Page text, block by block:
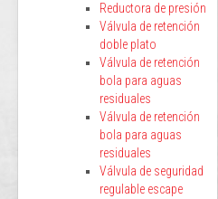
Reductora de presión
Válvula de retención
doble plato
Válvula de retención
bola para aguas
residuales
Válvula de retención
bola para aguas
residuales
Válvula de seguridad
regulable escape